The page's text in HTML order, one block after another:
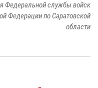
Федеральной службы войск
Федерации по Саратовской
области